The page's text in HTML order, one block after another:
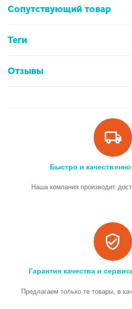
Сопутствующий товар
Теги
Отзывы
Быстро и
Наша компания производит
Гарантия качества и
Предлагаем только те товары, в